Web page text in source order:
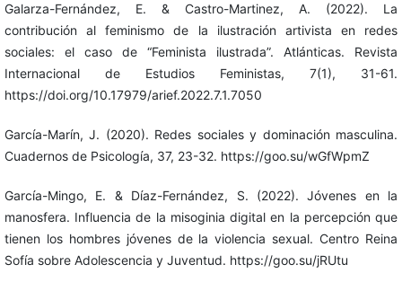
Galarza-Fernández, E. & Castro-Martinez, A. (2022). La
contribución al feminismo de la ilustración artivista en redes
sociales: el caso de “Feminista ilustrada”. Atlánticas. Revista
Internacional de Estudios Feministas, 7(1), 31-61.
https://doi.org/10.17979/arief.2022.7.1.7050
García-Marín, J. (2020). Redes sociales y dominación masculina.
Cuadernos de Psicología, 37, 23-32. https://goo.su/wGfWpmZ
García-Mingo, E. & Díaz-Fernández, S. (2022). Jóvenes en la
manosfera. Influencia de la misoginia digital en la percepción que
tienen los hombres jóvenes de la violencia sexual. Centro Reina
Sofía sobre Adolescencia y Juventud. https://goo.su/jRUtu